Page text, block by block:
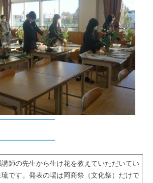
師の先生から生け花を教えていただいてい
です。発表の場は岡商祭（文化祭）だけで